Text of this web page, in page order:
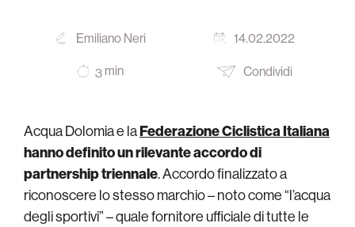
Emiliano Neri 14.02.2022
3 min Condividi
Acqua Dolomia e laFederazione Ciclistica Italiana
hanno definito un rilevante accordo di
partnership triennale. Accordo finalizzato a
riconoscere lo stesso marchio – noto come “l’acqua
degli sportivi” – quale fornitore ufficiale di tutte le